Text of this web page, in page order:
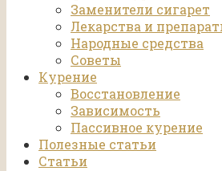
Заменители сигарет
Лекарства и
Народные средства
Советы
Курение
Восстановление
Зависимость
Пассивное курение
Полезные статьи
Статьи